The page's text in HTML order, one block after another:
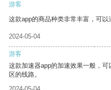
游客
这款app的商品种类非常丰富，可以
2024-05-04
游客
这款加速器app的加速效果一般，
区的线路。